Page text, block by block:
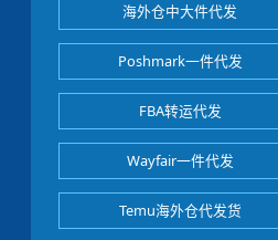
海外仓中大件代发
Poshmark一件代发
FBA转运代发
Wayfair一件代发
Temu海外仓代发货